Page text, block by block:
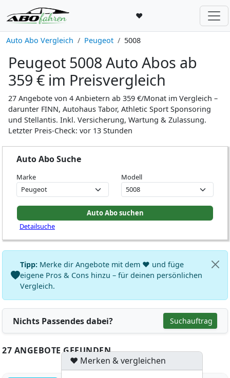
♥
Auto Abo Vergleich Peugeot 5008
Peugeot 5008 Auto Abos ab
359 € im Preisvergleich
27 Angebote von 4 Anbietern ab 359 €/Monat im Vergleich –
darunter FINN, Autohaus Tabor, Athletic Sport Sponsoring
und Stellantis. Inkl. Versicherung, Wartung & Zulassung.
Letzter Preis-Check: vor 13 Stunden
Auto Abo Suche
Marke Modell
Detailsuche
Tipp: Merke dir Angebote mit dem ♥ und füge
eigene Pros & Cons hinzu – für deinen persönlichen
Vergleich.
Nichts Passendes dabei? Suchauftrag
27 ANGEBOTE GEFUNDEN
♥ Merken & vergleichen